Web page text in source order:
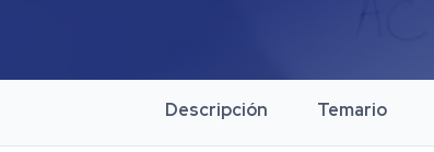
Descripción Temario